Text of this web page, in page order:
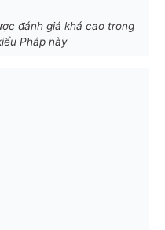
đánh giá khá cao trong
Pháp này